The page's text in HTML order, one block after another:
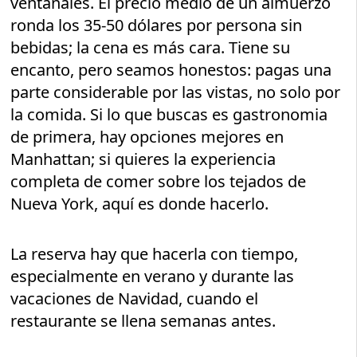
ronda los 35-50 dólares por persona sin
bebidas; la cena es más cara. Tiene su
encanto, pero seamos honestos: pagas una
parte considerable por las vistas, no solo por
la comida. Si lo que buscas es gastronomia
de primera, hay opciones mejores en
Manhattan; si quieres la experiencia
completa de comer sobre los tejados de
Nueva York, aquí es donde hacerlo.
La reserva hay que hacerla con tiempo,
especialmente en verano y durante las
vacaciones de Navidad, cuando el
restaurante se llena semanas antes.